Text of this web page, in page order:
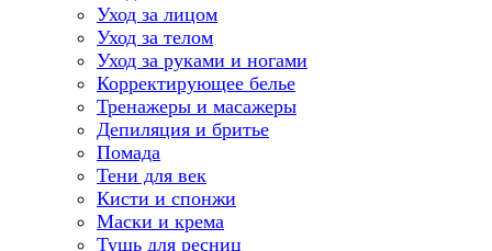
Уход за лицом
Уход за телом
Уход за руками и ногами
Корректирующее белье
Тренажеры и масажеры
Депиляция и бритье
Помада
Тени для век
Кисти и спонжи
Маски и крема
Тушь для ресниц